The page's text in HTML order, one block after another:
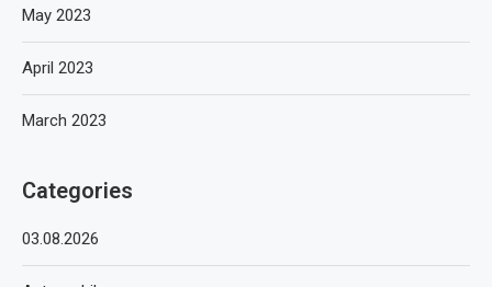
May 2023
April 2023
March 2023
Categories
03.08.2026